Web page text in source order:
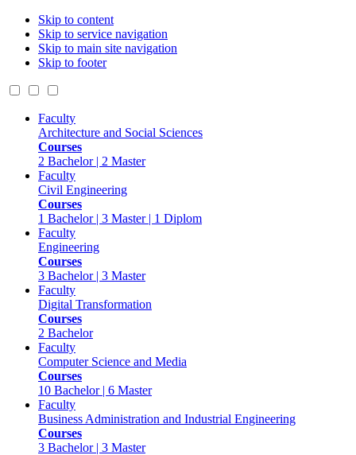
Skip to content
Skip to service navigation
Skip to main site navigation
Skip to footer
Faculty
Architecture and Social Sciences
Courses
2 Bachelor | 2 Master
Faculty
Civil Engineering
Courses
1 Bachelor | 3 Master | 1 Diplom
Faculty
Engineering
Courses
3 Bachelor | 3 Master
Faculty
Digital Transformation
Courses
2 Bachelor
Faculty
Computer Science and Media
Courses
10 Bachelor | 6 Master
Faculty
Business Administration and Industrial Engineering
Courses
3 Bachelor | 3 Master